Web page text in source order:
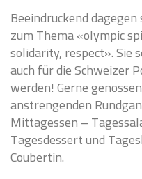
Beeindruckend
zum Thema «olympic
solidarity, respect». Sie
auch für die Schweizer
werden! Gerne
anstrengenden
Mittagessen –
Tagesdessert und
Coubertin.